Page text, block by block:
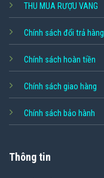
THU MUA RƯỢU VANG
Chính sách đổi trả hàng
Chính sách hoàn tiền
Chính sách giao hàng
Chính sách bảo hành
Thông tin